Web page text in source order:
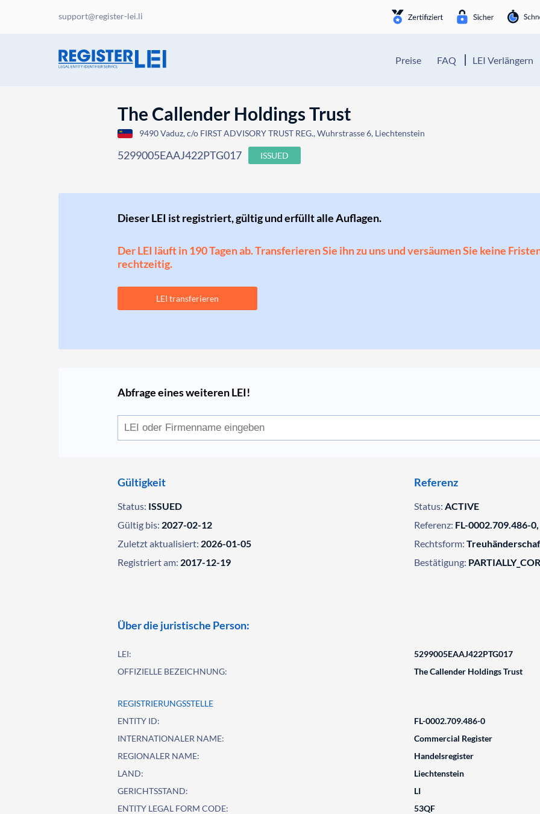
support@register-lei.li
Preise FAQ LEI Verlängern
The Callender Holdings Trust
9490 Vaduz, c/o FIRST ADVISORY TRUST REG., Wuhrstrasse 6, Liechtenstein
5299005EAAJ422PTG017 ISSUED
Dieser LEI ist registriert, gültig und erfüllt alle Auflagen.
Der LEI läuft in 190 Tagen ab. Transferieren Sie ihn zu uns und versäumen Sie keine
rechtzeitig.
LEI transferieren
Abfrage eines weiteren LEI!
Gültigkeit
Status: ISSUED
Gültig bis: 2027-02-12
Zuletzt aktualisiert: 2026-01-05
Registriert am: 2017-12-19
Referenz
Status: ACTIVE
Referenz: FL-0002.709.486-
Rechtsform:
Bestätigung:
Über die juristische Person:
LEI:
5299005EAAJ422PTG017
OFFIZIELLE BEZEICHNUNG:
The Callender Holdings Trust
REGISTRIERUNGSSTELLE
ENTITY ID:
FL-0002.709.486-0
INTERNATIONALER NAME:
Commercial Register
REGIONALER NAME:
Handelsregister
LAND:
Liechtenstein
GERICHTSSTAND:
LI
ENTITY LEGAL FORM CODE:
53QF